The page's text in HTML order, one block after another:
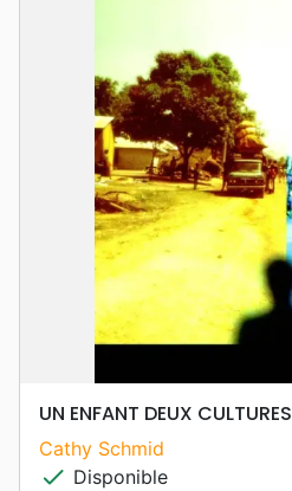
UN ENFANT DEUX CULTURES
Cathy Schmid
check Disponible